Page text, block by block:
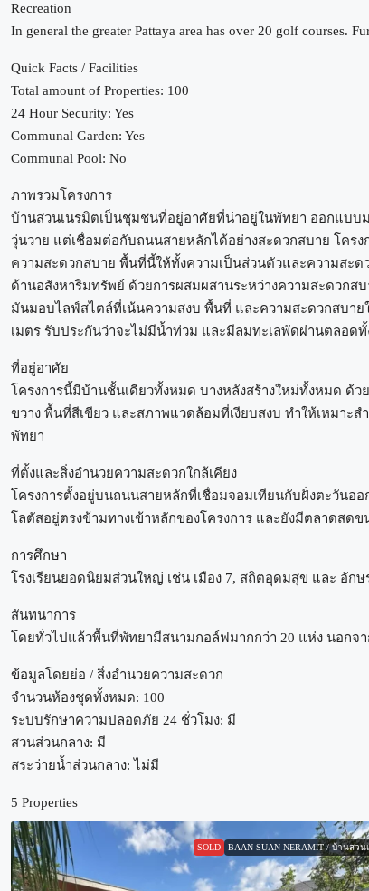
Recreation
In general the greater Pattaya area has over 20 golf courses.
Quick Facts / Facilities
Total amount of Properties: 100
24 Hour Security: Yes
Communal Garden: Yes
Communal Pool: No
ภาพรวมโครงการ
บ้านสวนเนรมิตเป็นชุมชนที่อยู่อาศัยที่น่าอยู่ในพัทยา ออกแบบม
วุ่นวาย แต่เชื่อมต่อกับถนนสายหลักได้อย่างสะดวกสบาย โคร
ความสะดวกสบาย พื้นที่นี้ให้ทั้งความเป็นส่วนตัวและความสะด
ด้านอสังหาริมทรัพย์ ด้วยการผสมผสานระหว่างความสะดวก
มันมอบไลฟ์สไตล์ที่เน้นความสงบ พื้นที่ และความสะดวกสบา
เมตร รับประกันว่าจะไม่มีน้ำท่วม และมีลมทะเลพัดผ่านตลอดทั้
ที่อยู่อาศัย
โครงการนี้มีบ้านชั้นเดียวทั้งหมด บางหลังสร้างใหม่ทั้งหมด ด้
ขวาง พื้นที่สีเขียว และสภาพแวดล้อมที่เงียบสงบ ทำให้เหมา
พัทยา
ที่ตั้งและสิ่งอำนวยความสะดวกใกล้เคียง
โครงการตั้งอยู่บนถนนสายหลักที่เชื่อมจอมเทียนกับฝั่งตะวันอ
โลตัสอยู่ตรงข้ามทางเข้าหลักของโครงการ และยังมีตลาดสด
การศึกษา
โรงเรียนยอดนิยมส่วนใหญ่ เช่น เมือง 7, สถิตอุดมสุข และ อัก
สันทนาการ
โดยทั่วไปแล้วพื้นที่พัทยามีสนามกอล์ฟมากกว่า 20 แห่ง นอก
ข้อมูลโดยย่อ / สิ่งอำนวยความสะดวก
จำนวนห้องชุดทั้งหมด: 100
ระบบรักษาความปลอดภัย 24 ชั่วโมง: มี
สวนส่วนกลาง: มี
สระว่ายน้ำส่วนกลาง: ไม่มี
5 Properties
SOLD BAAN SUAN NERAMIT / บ้านสวน